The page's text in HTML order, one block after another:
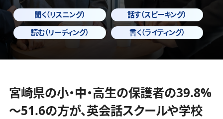
聞く（リスニング）
話す（スピーキング）
読む（リーディング）
書く（ライティング）
宮崎県の小・中・高生の保護者の39.8%
～51.6の方が、英会話スクールや学校